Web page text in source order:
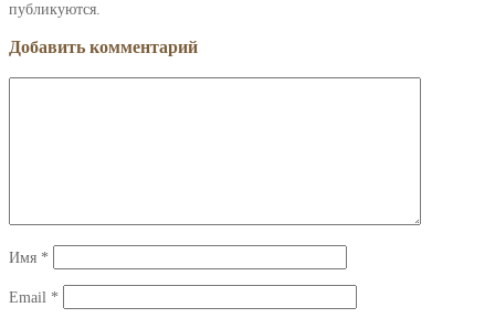
публикуются.
Добавить комментарий
Имя *
Email *